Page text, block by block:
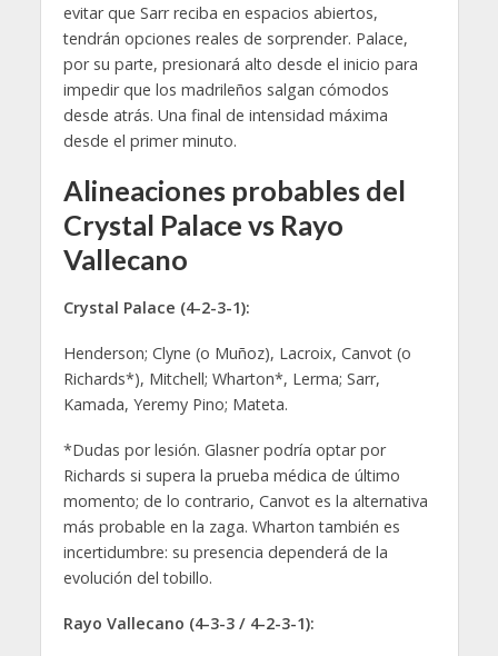
evitar que Sarr reciba en espacios abiertos,
tendrán opciones reales de sorprender. Palace,
por su parte, presionará alto desde el inicio para
impedir que los madrileños salgan cómodos
desde atrás. Una final de intensidad máxima
desde el primer minuto.
Alineaciones probables del
Crystal Palace vs Rayo
Vallecano
Crystal Palace (4-2-3-1):
Henderson; Clyne (o Muñoz), Lacroix, Canvot (o
Richards*), Mitchell; Wharton*, Lerma; Sarr,
Kamada, Yeremy Pino; Mateta.
*Dudas por lesión. Glasner podría optar por
Richards si supera la prueba médica de último
momento; de lo contrario, Canvot es la alternativa
más probable en la zaga. Wharton también es
incertidumbre: su presencia dependerá de la
evolución del tobillo.
Rayo Vallecano (4-3-3 / 4-2-3-1):